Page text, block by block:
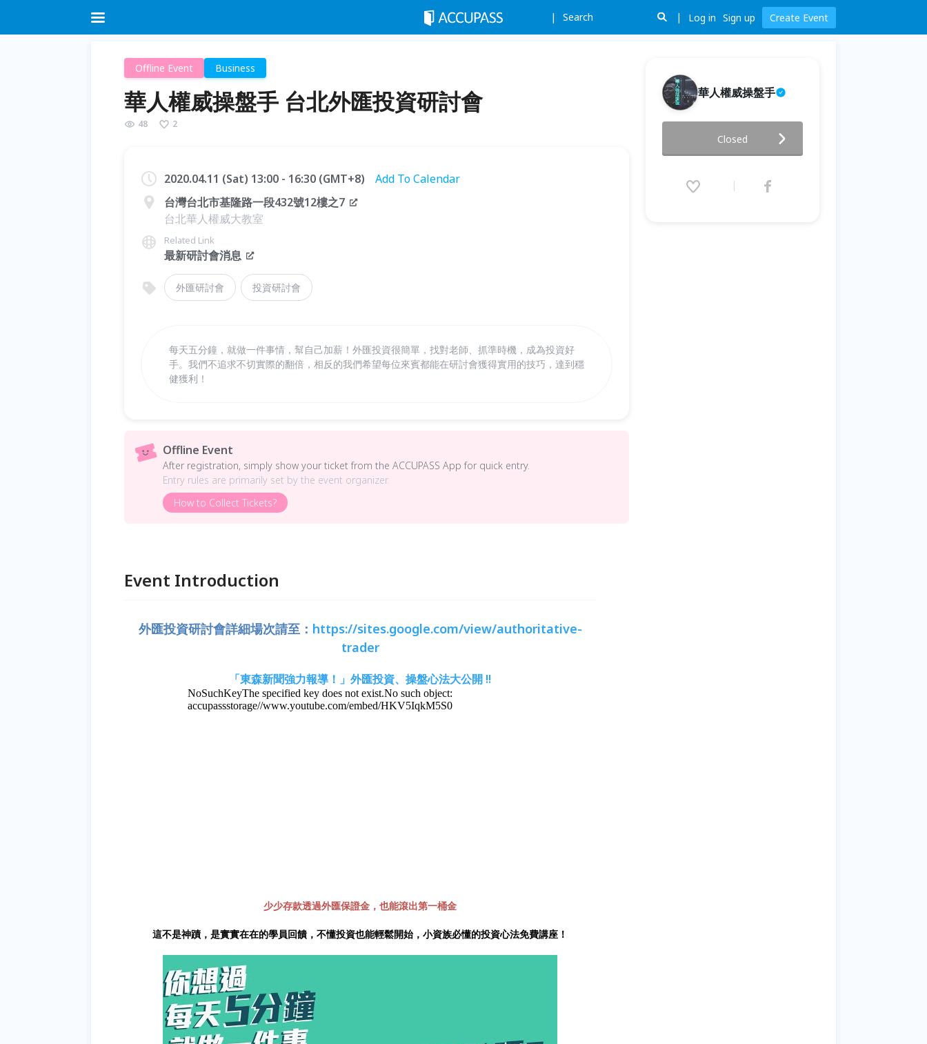
Search Log in Sign up Create Event
Offline Event Business
華人權威操盤手 台北外匯投資研討會
48 2
2020.04.11 (Sat) 13:00 - 16:30 (GMT+8)
Add To Calendar
台灣台北市基隆路一段432號12樓之7
台北華人權威大教室
Related Link
最新研討會消息
外匯研討會 投資研討會
每天五分鐘，就做一件事情，幫自己加薪！外匯投資很簡單，找對老師、抓準時機，成為投資好
手。我們不追求不切實際的翻倍，相反的我們希望每位來賓都能在研討會獲得實用的技巧，達到穩
健獲利！
Offline Event
After registration, simply show your ticket from the ACCUPASS App for quick entry.
Entry rules are primarily set by the event organizer.
How to Collect Tickets?
Event Introduction
外匯投資研討會詳細場次請至： https://sites.google.com/view/authoritative-
trader
「東森新聞強力報導！」外匯投資、操盤心法大公開 !!
少少存款透過外匯保證金，也能滾出第一桶金
這不是神蹟，是實實在在的學員回饋，不懂投資也能輕鬆開始，小資族必懂的投資心法免費講座！
華人權威操盤手
2020.04.11 (Sat) 13:00 - 16:30
Closed